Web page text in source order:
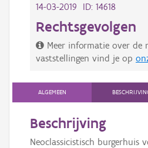
14-03-2019 ID: 14618
Rechtsgevolgen
Meer informatie over de
vaststellingen vind je op
ALGEMEEN
Beschrijving
Neoclassicistisch burgerhuis